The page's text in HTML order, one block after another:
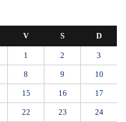
V S D
1 2 3
8 9 10
15 16 17
22 23 24